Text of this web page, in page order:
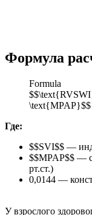
Формула
Formula
\text{MPAP}$$
Где:
$$SVI$$ —
$$MPAP$$ —
рт.ст.)
0,0144 —
У взрослого